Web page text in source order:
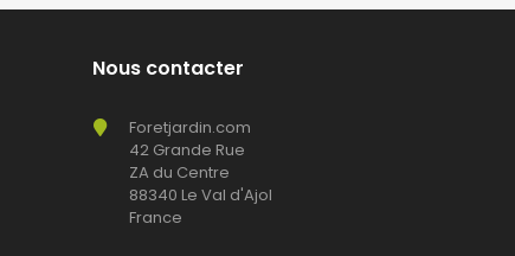
Nous contacter
Foretjardin.com
42 Grande Rue
ZA du Centre
88340 Le Val d'Ajol
France